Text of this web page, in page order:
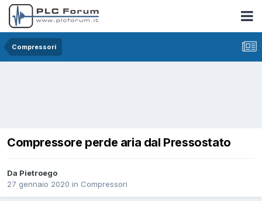
Compressori
Compressore perde aria dal Pressostato
Da Pietroego
27 gennaio 2020 in Compressori